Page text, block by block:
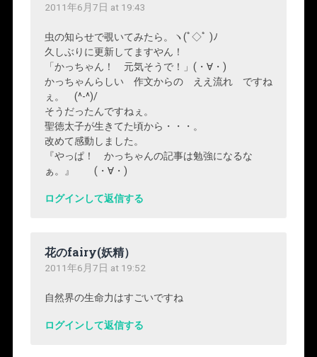
2011年6月7日 at 19:43
虫の知らせで覗いてみたら。ヽ(ﾟ◇ﾟ )ﾉ
久しぶりに更新してますやん！
「かっちゃん！ 元気そうで！」(・∀・)
かっちゃんらしい 作文からの ええ流れ ですね
ぇ。 (^-^)/
そうだったんですねぇ。
聖徳太子が生きてた頃から・・・。
改めて感動しました。
『やっぱ！ かっちゃんの記事は勉強になるな
ぁ。』 (・∀・)
ログインして返信する
花のfairy(妖精）
2011年6月7日 at 19:52
自然界の生命力はすごいですね
ログインして返信する